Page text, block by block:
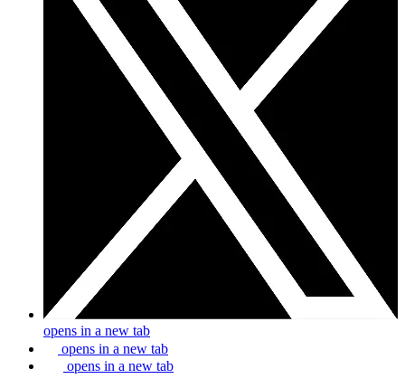
opens in a new tab
opens in a new tab
opens in a new tab